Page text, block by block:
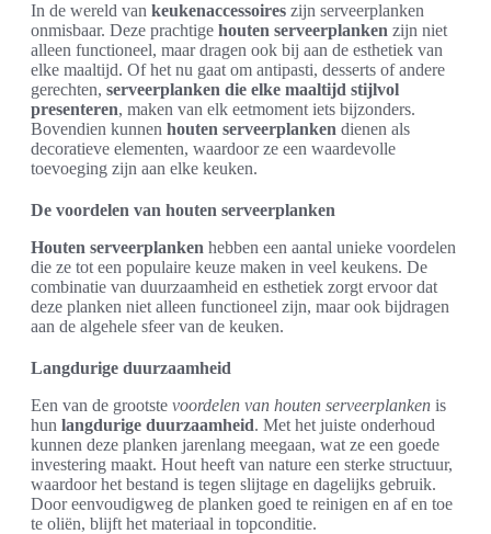
In de wereld van keukenaccessoires zijn serveerplanken
onmisbaar. Deze prachtige houten serveerplanken zijn niet
alleen functioneel, maar dragen ook bij aan de esthetiek van
elke maaltijd. Of het nu gaat om antipasti, desserts of andere
gerechten, serveerplanken die elke maaltijd stijlvol
presenteren, maken van elk eetmoment iets bijzonders.
Bovendien kunnen houten serveerplanken dienen als
decoratieve elementen, waardoor ze een waardevolle
toevoeging zijn aan elke keuken.
De voordelen van houten serveerplanken
Houten serveerplanken hebben een aantal unieke voordelen
die ze tot een populaire keuze maken in veel keukens. De
combinatie van duurzaamheid en esthetiek zorgt ervoor dat
deze planken niet alleen functioneel zijn, maar ook bijdragen
aan de algehele sfeer van de keuken.
Langdurige duurzaamheid
Een van de grootste voordelen van houten serveerplanken is
hun langdurige duurzaamheid. Met het juiste onderhoud
kunnen deze planken jarenlang meegaan, wat ze een goede
investering maakt. Hout heeft van nature een sterke structuur,
waardoor het bestand is tegen slijtage en dagelijks gebruik.
Door eenvoudigweg de planken goed te reinigen en af en toe
te oliën, blijft het materiaal in topconditie.